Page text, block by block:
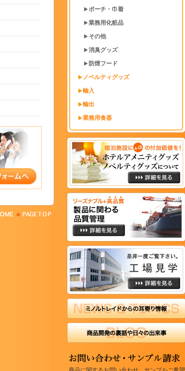
ポーチ・巾着
業務用化粧品
その他
消臭グッズ
防煙フード
ノベルティグッズ
輸入
輸出
業務用食器